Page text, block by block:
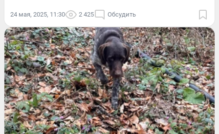
24 мая, 2025, 11:30 2 425 Обсудить